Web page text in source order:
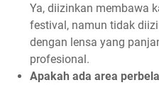
Ya, diizinkan membawa
festival, namun tidak
dengan lensa yang
profesional.
Apakah ada area